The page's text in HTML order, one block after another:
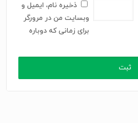
ذخیره نام، ایمیل و
وبسایت من در مرورگر
برای زمانی که دوباره